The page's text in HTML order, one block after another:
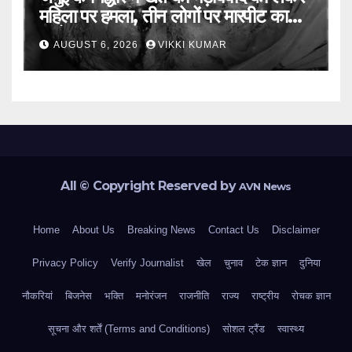
महिला पर हमला, तीन लोगों पर मारपीट का
आरोप
AUGUST 6, 2026 VIKKI KUMAR
All © Copyright Reserved byAVN News
Home About Us Breaking News Contact Us Disclaimer
Privacy Policy Verify Journalist खेल चुनाव टेक ज्ञान दुनिया
नौकरियां बिजनेस भक्ति मनोरंजन राजनीति राज्य राष्ट्रीय रोचक ज्ञान
सूचना और शर्तें (Terms and Conditions) सोशल ट्रैंड स्वास्थ्य